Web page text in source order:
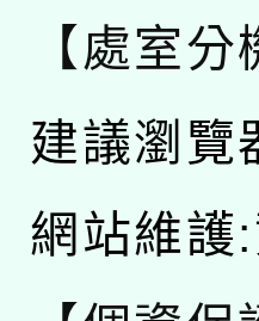
【處室分
建議瀏覽
網站維護